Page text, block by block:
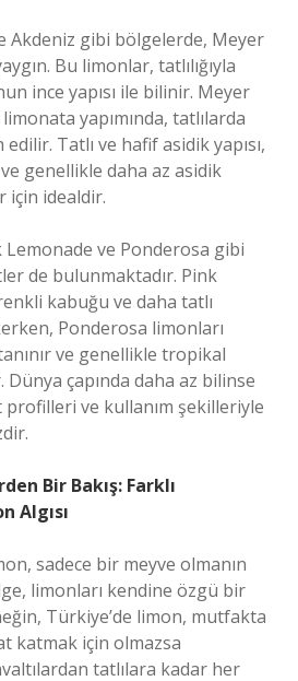
Akdeniz gibi bölgelerde, Meyer
Bu limonlar, tatlılığıyla
ince yapısı ile bilinir. Meyer
yapımında, tatlılarda
Tatlı ve hafif asidik yapısı,
genellikle daha az asidik
için idealdir.
Lemonade ve Ponderosa gibi
de bulunmaktadır. Pink
kabuğu ve daha tatlı
Ponderosa limonları
ve genellikle tropikal
çapında daha az bilinse
ve kullanım şekilleriyle
Bir Bakış: Farklı
Algısı
sadece bir meyve olmanın
limonları kendine özgü bir
Türkiye’de limon, mutfakta
katmak için olmazsa
tatlılara kadar her